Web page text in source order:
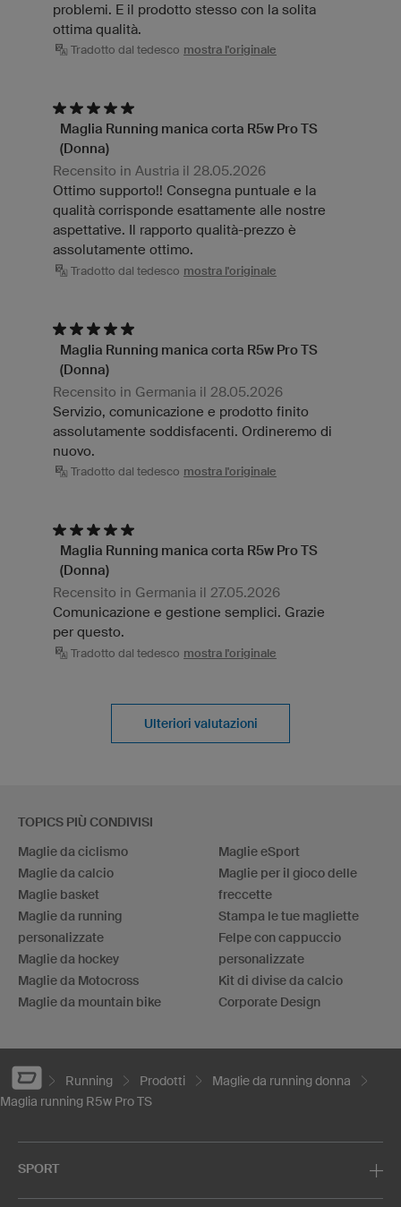
problemi. E il prodotto stesso con la solita
ottima qualità.
Tradotto dal tedesco mostra l'originale
Maglia Running manica corta R5w Pro TS
(Donna)
Recensito in Austria il 28.05.2026
Ottimo supporto!! Consegna puntuale e la
qualità corrisponde esattamente alle nostre
aspettative. Il rapporto qualità-prezzo è
assolutamente ottimo.
Tradotto dal tedesco mostra l'originale
Maglia Running manica corta R5w Pro TS
(Donna)
Recensito in Germania il 28.05.2026
Servizio, comunicazione e prodotto finito
assolutamente soddisfacenti. Ordineremo di
nuovo.
Tradotto dal tedesco mostra l'originale
Maglia Running manica corta R5w Pro TS
(Donna)
Recensito in Germania il 27.05.2026
Comunicazione e gestione semplici. Grazie
per questo.
Tradotto dal tedesco mostra l'originale
Ulteriori valutazioni
TOPICS PIÙ CONDIVISI
Maglie da ciclismo
Maglie da calcio
Maglie basket
Maglie da running
personalizzate
Maglie da hockey
Maglie da Motocross
Maglie da mountain bike
Maglie eSport
Maglie per il gioco delle
freccette
Stampa le tue magliette
Felpe con cappuccio
personalizzate
Kit di divise da calcio
Corporate Design
Running Prodotti
Maglie da running donna
Maglia running R5w Pro TS
SPORT